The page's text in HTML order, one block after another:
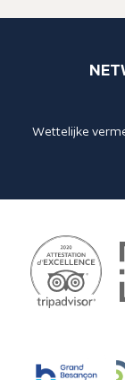
Wettelijke